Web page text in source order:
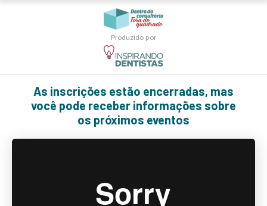
Produzido por
As inscrições estão encerradas, mas
você pode receber informações sobre
os próximos eventos